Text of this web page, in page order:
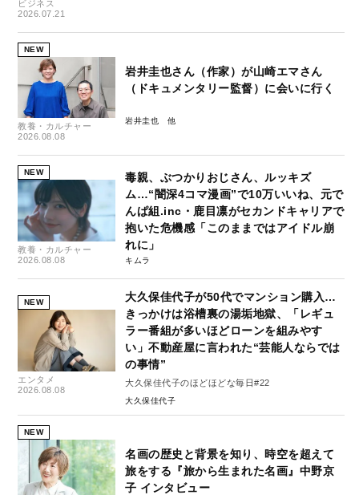
ビジネス
2026.07.21
NEW
教養・カルチャー
2026.08.08
岩井圭也さん（作家）が山崎エマさん
（ドキュメンタリー監督）に会いに行く
岩井圭也
NEW
教養・カルチャー
2026.08.08
毒親、ぶつかりおじさん、ルッキズ
ム…“闇深4コマ漫画”で10万いいね、元で
んぱ組.inc・鹿目凛がセカンドキャリアで
抱いた危機感「このままではアイドル崩
れに」
キムラ
NEW
エンタメ
2026.08.08
大久保佳代子が50代でマンション購入…
きっかけは浴槽裏の湯垢地獄、「レギュ
ラー番組が多いほどローンを組みやす
い」不動産屋に言われた“芸能人ならでは
の事情”
大久保佳代子のほどほどな毎日#22
大久保佳代子
NEW
名画の歴史と背景を知り、時空を超えて
旅をする『旅から生まれた名画』中野京
子 インタビュー